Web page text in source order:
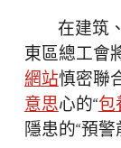
在建筑
東區總工會
網站慎密聯
意思心的“包
隱患的“預警